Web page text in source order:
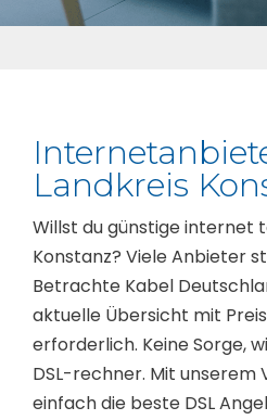
Landkreis
Willst du günstige internet
Konstanz? Viele Anbieter
Betrachte Kabel
aktuelle Übersicht mit
erforderlich. Keine Sorge,
DSL-rechner. Mit unserem
einfach die beste DSL